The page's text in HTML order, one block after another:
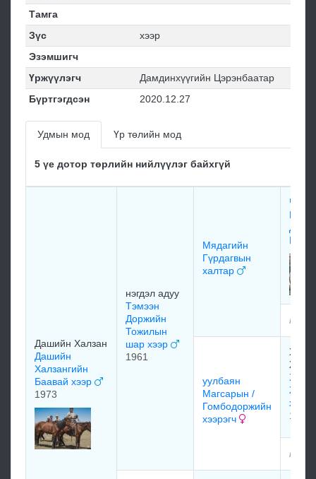
Тамга
Зүс
хээр
Эзэмшигч
Үржүүлэгч
Дамдинхүүгийн Цэрэнбаатар
Бүртгэгдсэн
2020.12.27
Удмын мод Үр төлийн мод
5 үе дотор төрлийн нийлүүлэг байхгүй
Дашийн Халзан
Дашийн
Халзангийн
Баавай хээр
1973
нэгдэл адуу
Тэмээн
Доржийн
Тожилын
шар хээр
1961
Мядагийн
Гүрдагвын
халтар
уулбаян
Магсарын /
Гомбодоржийн
хээрэгч
хээр
1932